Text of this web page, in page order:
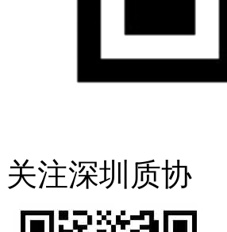
关注深圳质协